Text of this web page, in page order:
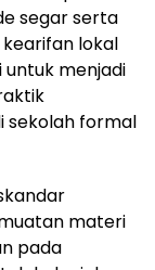
segar serta
lokal
untuk menjadi
sekolah formal
materi
pada